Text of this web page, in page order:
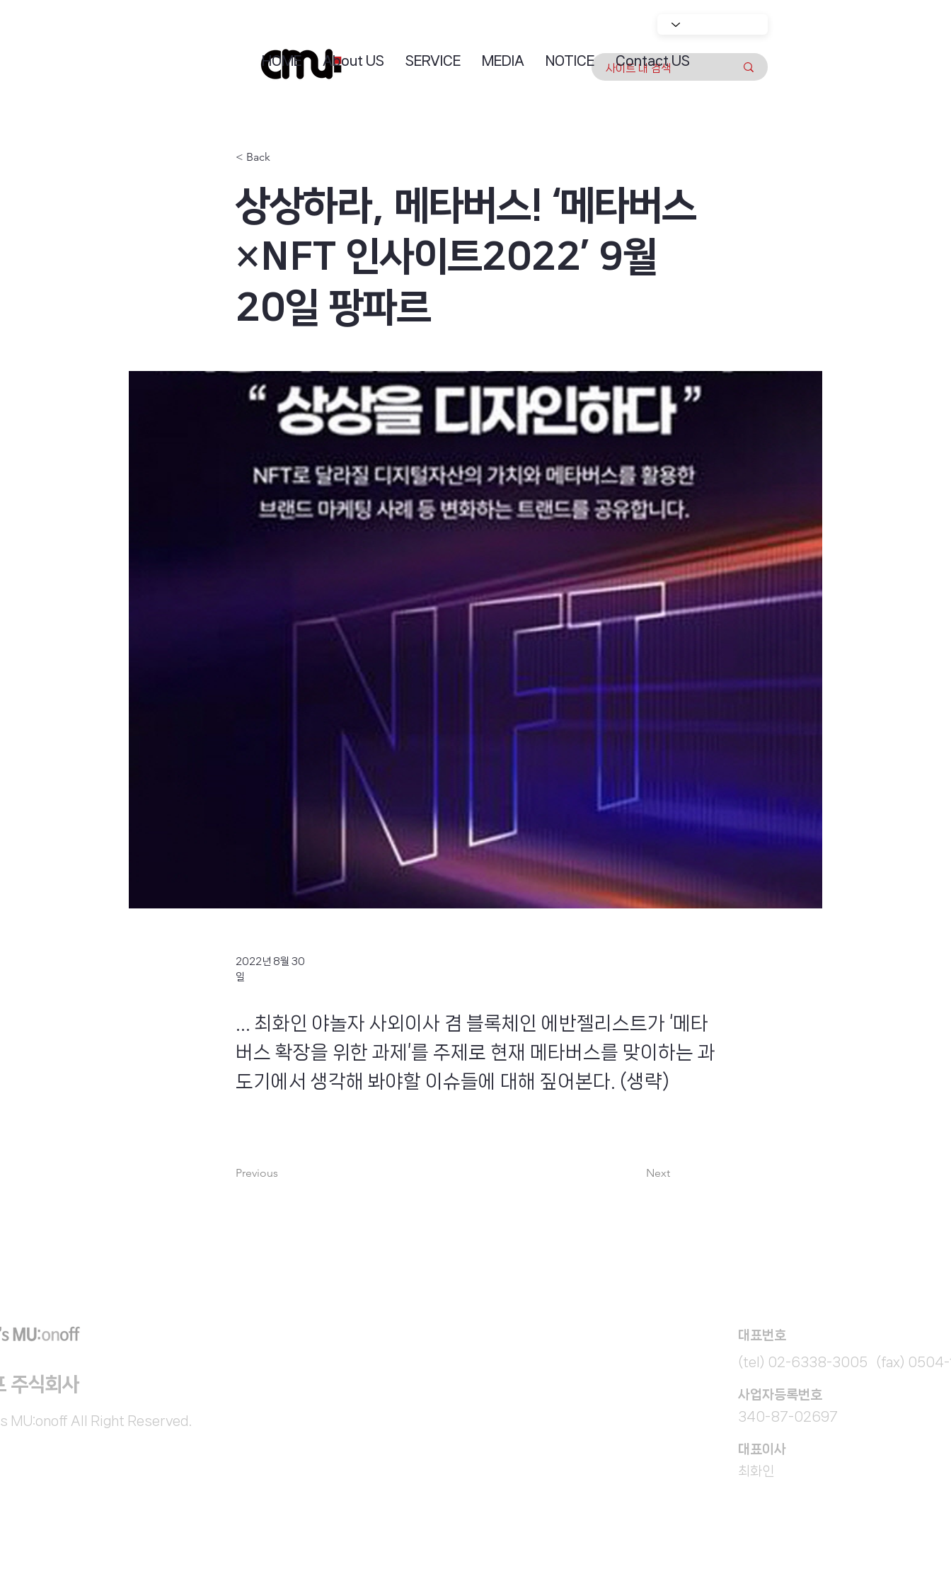
HOME About US SERVICE MEDIA NOTICE Contact US
< Back
상상하라, 메타버스! ‘메타버스
×NFT 인사이트2022’ 9월
20일 팡파르
2022년 8월 30
일
... 최화인 야놀자 사외이사 겸 블록체인 에반젤리스트가 ‘메타
버스 확장을 위한 과제’를 주제로 현재 메타버스를 맞이하는 과
도기에서 생각해 봐야할 이슈들에 대해 짚어본다. (생략)
Previous Next
주식회사
MU:onoff All Right Reserved.
대표번호
(tel) 02-6338-3005 (fax) 0504-
​사업자등록번호
340-87-02697
대표이사
최화인